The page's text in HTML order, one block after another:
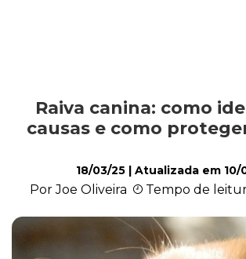
Alimentação
Curiosidades
Filhotes
Raiva canina: como
causas e como
18/03/25 | Atualizada em 10/
Por Joe Oliveira Tempo de